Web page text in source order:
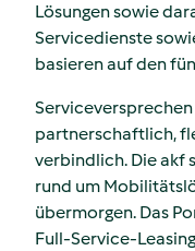
Lösungen sowie
Servicedienste
basieren auf den
partnerschaftlich,
verbindlich. Die akf
rund um
übermorgen. Das
Full-Service-